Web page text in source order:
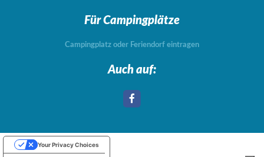
Für Campingplätze
Campingplatz oder Feriendorf eintragen
Auch auf:
Your Privacy Choices